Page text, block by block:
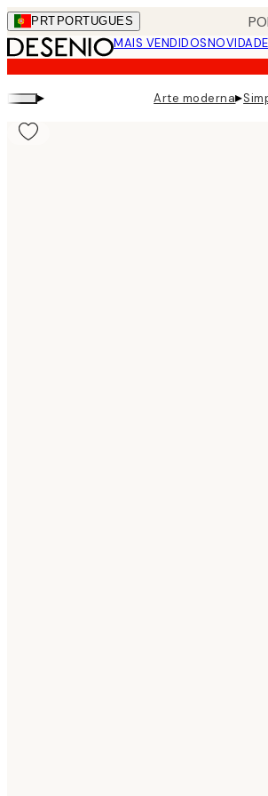
Skip
to
main
content.
PRT PORTUGUES
MAIS VENDIDOS
▸ Arte moderna▸